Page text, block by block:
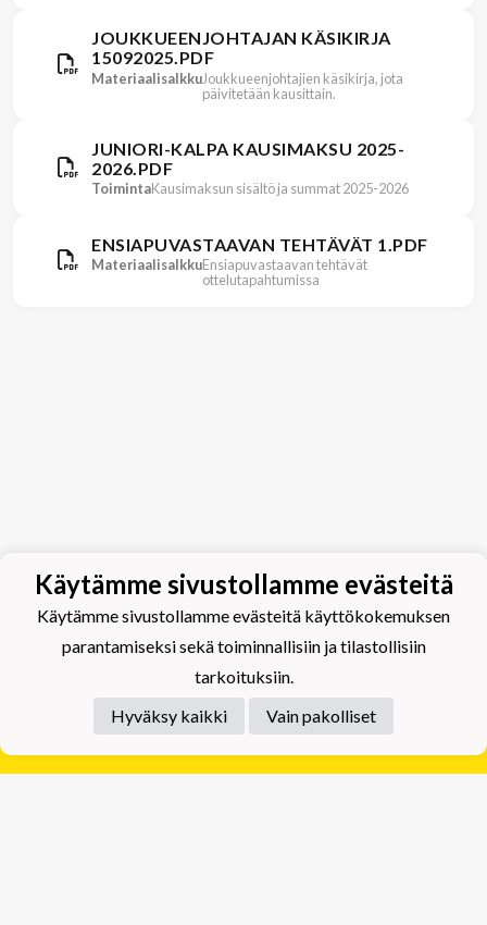
JOUKKUEENJOHTAJAN KÄSIKIRJA
15092025.PDF
MateriaalisalkkuJoukkueenjohtajien käsikirja, jota
päivitetään kausittain.
JUNIORI-KALPA KAUSIMAKSU 2025-
2026.PDF
ToimintaKausimaksun sisältö ja summat 2025-2026
ENSIAPUVASTAAVAN TEHTÄVÄT 1.PDF
MateriaalisalkkuEnsiapuvastaavan tehtävät
ottelutapahtumissa
Tietosuojaseloste
Käytämme sivustollamme evästeitä
Käytämme sivustollamme evästeitä käyttökokemuksen
parantamiseksi sekä toiminnallisiin ja tilastollisiin
tarkoituksiin.
Hyväksy kaikki
Vain pakolliset